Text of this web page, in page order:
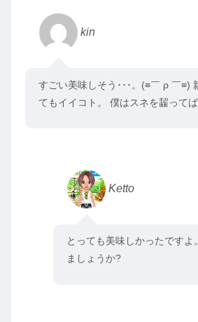
kin
すごい美味しそう･･･。(≡￣ ρ ￣≡)
てもイイコト。 僕はスネを齧って
Ketto
とっても美味しかったですよ
ましょうか?